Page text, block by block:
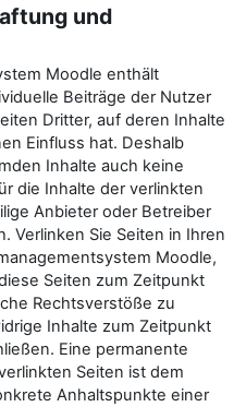
und
Moodle enthält
Beiträge der Nutzer
Dritter, auf deren Inhalte
Einfluss hat. Deshalb
Inhalte auch keine
die Inhalte der verlinkten
Anbieter oder Betreiber
Verlinken Sie Seiten in Ihren
Moodle,
Seiten zum Zeitpunkt
Rechtsverstöße zu
Inhalte zum Zeitpunkt
Eine permanente
Seiten ist dem
Anhaltspunkte einer